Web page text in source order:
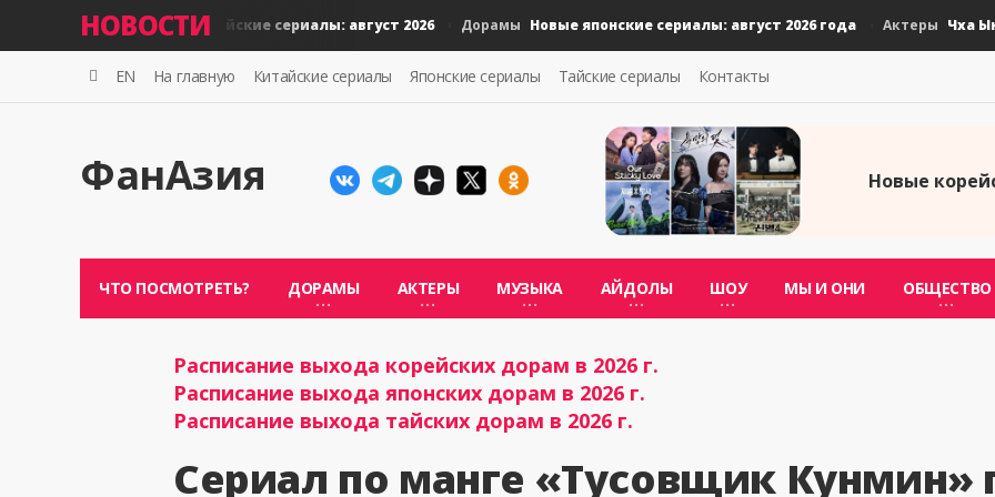
НОВОСТИ
Дорамы Новые тайские сериалы: август 2026 Дорамы Новые японские сериалы: август 2026 года Актеры Чха Ын У
EN На главную Китайские сериалы Японские сериалы Тайские сериалы Контакты
ФанАзия Новые
ЧТО ПОСМОТРЕТЬ? ДОРАМЫ АКТЕРЫ МУЗЫКА АЙДОЛЫ ШОУ МЫ И ОНИ ОБЩЕСТВО
Расписание выхода корейских дорам в 2026 г.
Расписание выхода японских дорам в 2026 г.
Расписание выхода тайских дорам в 2026 г.
Сериал по манге «Тусовщик